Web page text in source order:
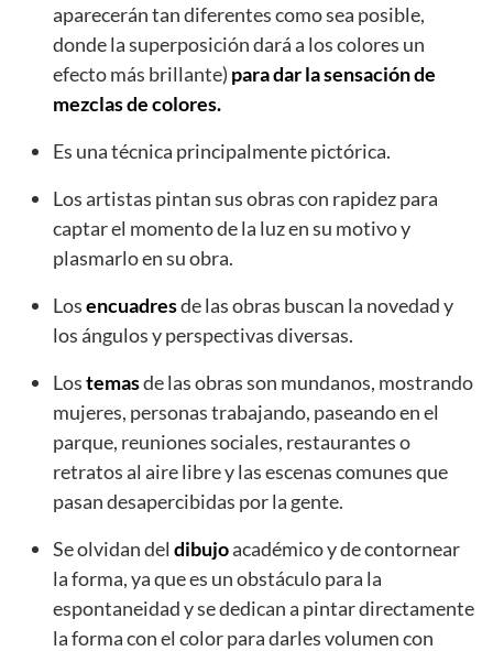
aparecerán tan diferentes como sea posible,
donde la superposición dará a los colores un
efecto más brillante) para dar la sensación de
mezclas de colores.
Es una técnica principalmente pictórica.
Los artistas pintan sus obras con rapidez para
captar el momento de la luz en su motivo y
plasmarlo en su obra.
Losencuadresde las obras buscan la novedad y
los ángulos y perspectivas diversas.
Lostemasde las obras son mundanos, mostrando
mujeres, personas trabajando, paseando en el
parque, reuniones sociales, restaurantes o
retratos al aire libre y las escenas comunes que
pasan desapercibidas por la gente.
Se olvidan del dibujoacadémico y de contornear
la forma, ya que es un obstáculo para la
espontaneidad y se dedican a pintar directamente
la forma con el color para darles volumen con